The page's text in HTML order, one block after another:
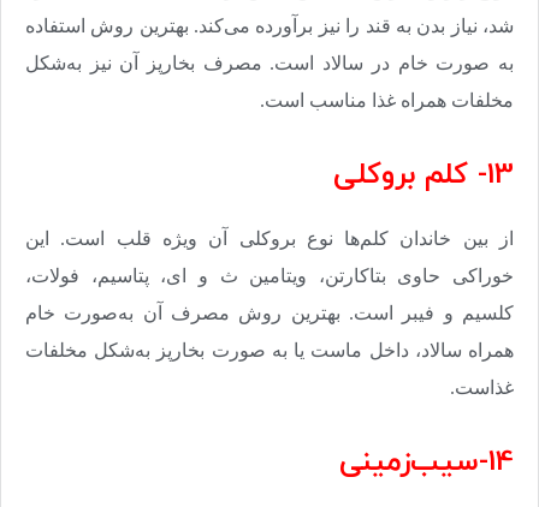
شد، نیاز بدن به قند را نیز برآورده می‌کند. بهترین روش استفاده
به صورت خام در سالاد است. مصرف بخارپز آن نیز به‌شکل
مخلفات همراه غذا مناسب است.
13- کلم بروکلی
از بین خاندان کلم‌ها نوع بروکلی آن ویژه قلب است. این
خوراکی حاوی بتاکارتن، ویتامین ث و ای، پتاسیم، فولات،
کلسیم و فیبر است. بهترین روش مصرف آن به‌صورت خام
همراه سالاد، داخل ماست یا به صورت بخارپز به‌شکل مخلفات
غذاست.
14-سیب‌زمینی